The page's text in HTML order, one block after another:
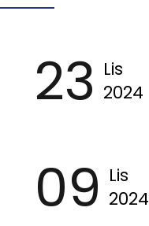
23 Lis
2024
09 Lis
2024